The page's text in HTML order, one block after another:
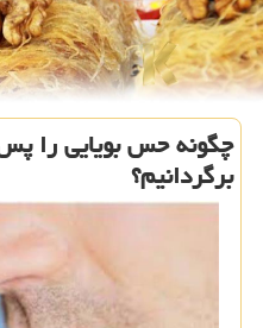
چگونه حس بویایی را
برگردانیم؟